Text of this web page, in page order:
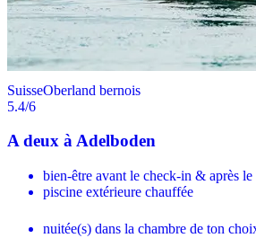
SuisseOberland bernois
5.4/6
A deux à Adelboden
bien-être avant le check-in & après
piscine extérieure chauffée
nuitée(s) dans la chambre de ton